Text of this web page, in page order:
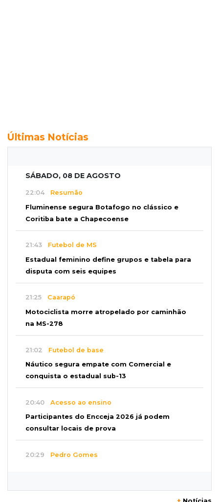
Últimas Notícias
SÁBADO, 08 DE AGOSTO
22:04 Resumão
Fluminense segura Botafogo no clássico e
Coritiba bate a Chapecoense
21:43 Futebol de MS
Estadual feminino define grupos e tabela para
disputa com seis equipes
21:25 Caarapó
Motociclista morre atropelado por caminhão
na MS-278
21:02 Futebol de base
Náutico segura empate com Comercial e
conquista o estadual sub-13
20:40 Acesso ao ensino
Participantes do Encceja 2026 já podem
consultar locais de prova
20:29 Pedro Gomes